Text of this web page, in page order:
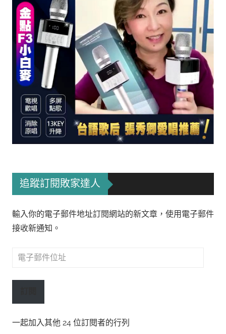
追蹤訂閱敗家達人
輸入你的電子郵件地址訂閱網站的新文章，使用電子郵件
接收新通知。
電
郵
址
一起加入其他 24 位訂閱者的行列